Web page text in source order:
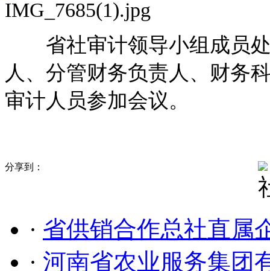
省社审计领导小组成员处
人、分管财务负责人、财务
审计人员参加会议。
分享到：
· 省供销合作总社直属
· 河南省农业服务集团